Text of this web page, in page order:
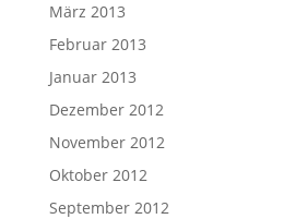
März 2013
Februar 2013
Januar 2013
Dezember 2012
November 2012
Oktober 2012
September 2012